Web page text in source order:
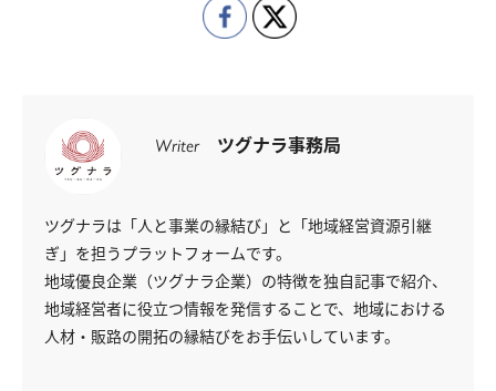
Writer ツグナラ事務局
ツグナラは「人と事業の縁結び」と「地域経営資源引継
ぎ」を担うプラットフォームです。
地域優良企業（ツグナラ企業）の特徴を独自記事で紹介、
地域経営者に役立つ情報を発信することで、地域における
人材・販路の開拓の縁結びをお手伝いしています。